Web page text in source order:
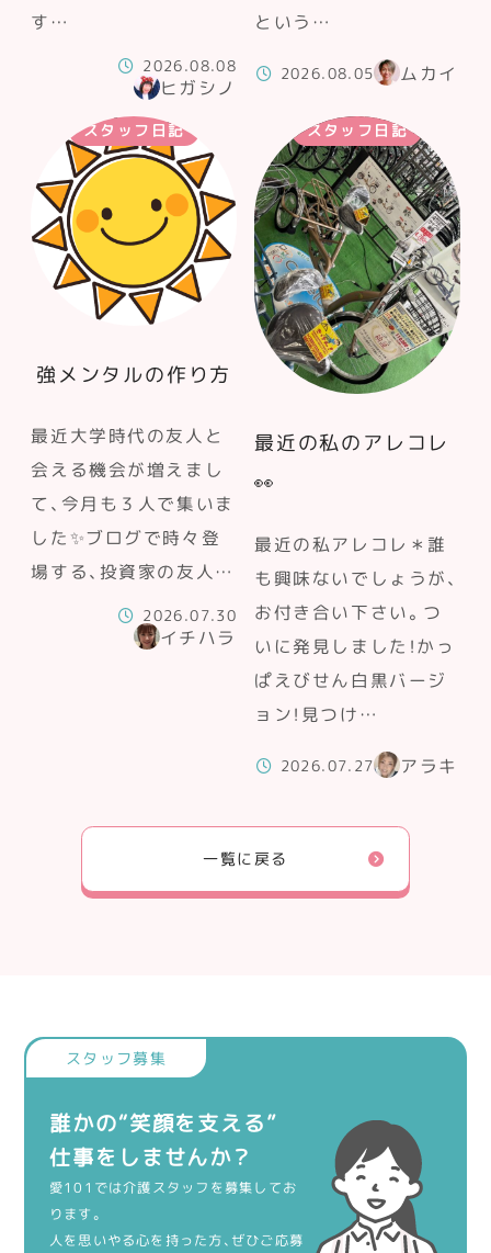
す…
2026.08.08
ヒガシノ
という…
2026.08.05 ムカイ
スタッフ日記
強メンタルの作り方
最近大学時代の友人と
会える機会が増えまし
て、今月も３人で集いま
した✨ブログで時々登
場する、投資家の友人…
2026.07.30
イチハラ
スタッフ日記
最近の私のアレコレ
👀
最近の私アレコレ＊誰
も興味ないでしょうが、
お付き合い下さい。つ
いに発見しました！かっ
ぱえびせん白黒バージ
ョン！見つけ…
2026.07.27 アラキ
一覧に戻る
誰かの“笑顔を支える”
仕事をしませんか？
愛101では介護スタッフを募集してお
ります。
人を思いやる心を持った方、ぜひご応募